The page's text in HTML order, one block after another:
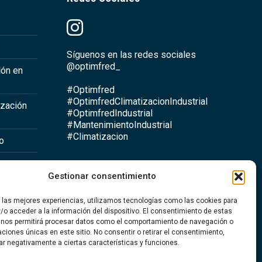
Gestionar consentimiento
las mejores experiencias, utilizamos tecnologías como las cookies para
o acceder a la información del dispositivo. El consentimiento de estas
permitirá procesar datos como el comportamiento de navegación o
únicas en este sitio. No consentir o retirar el consentimiento,
negativamente a ciertas características y funciones.
en
Síguenos en las redes sociales
@optimfred_
#Optimfred
#OptimfredClimatizacionIndustrial
#OptimfredIndustrial
#MantenimientoIndustrial
#Climatizacion